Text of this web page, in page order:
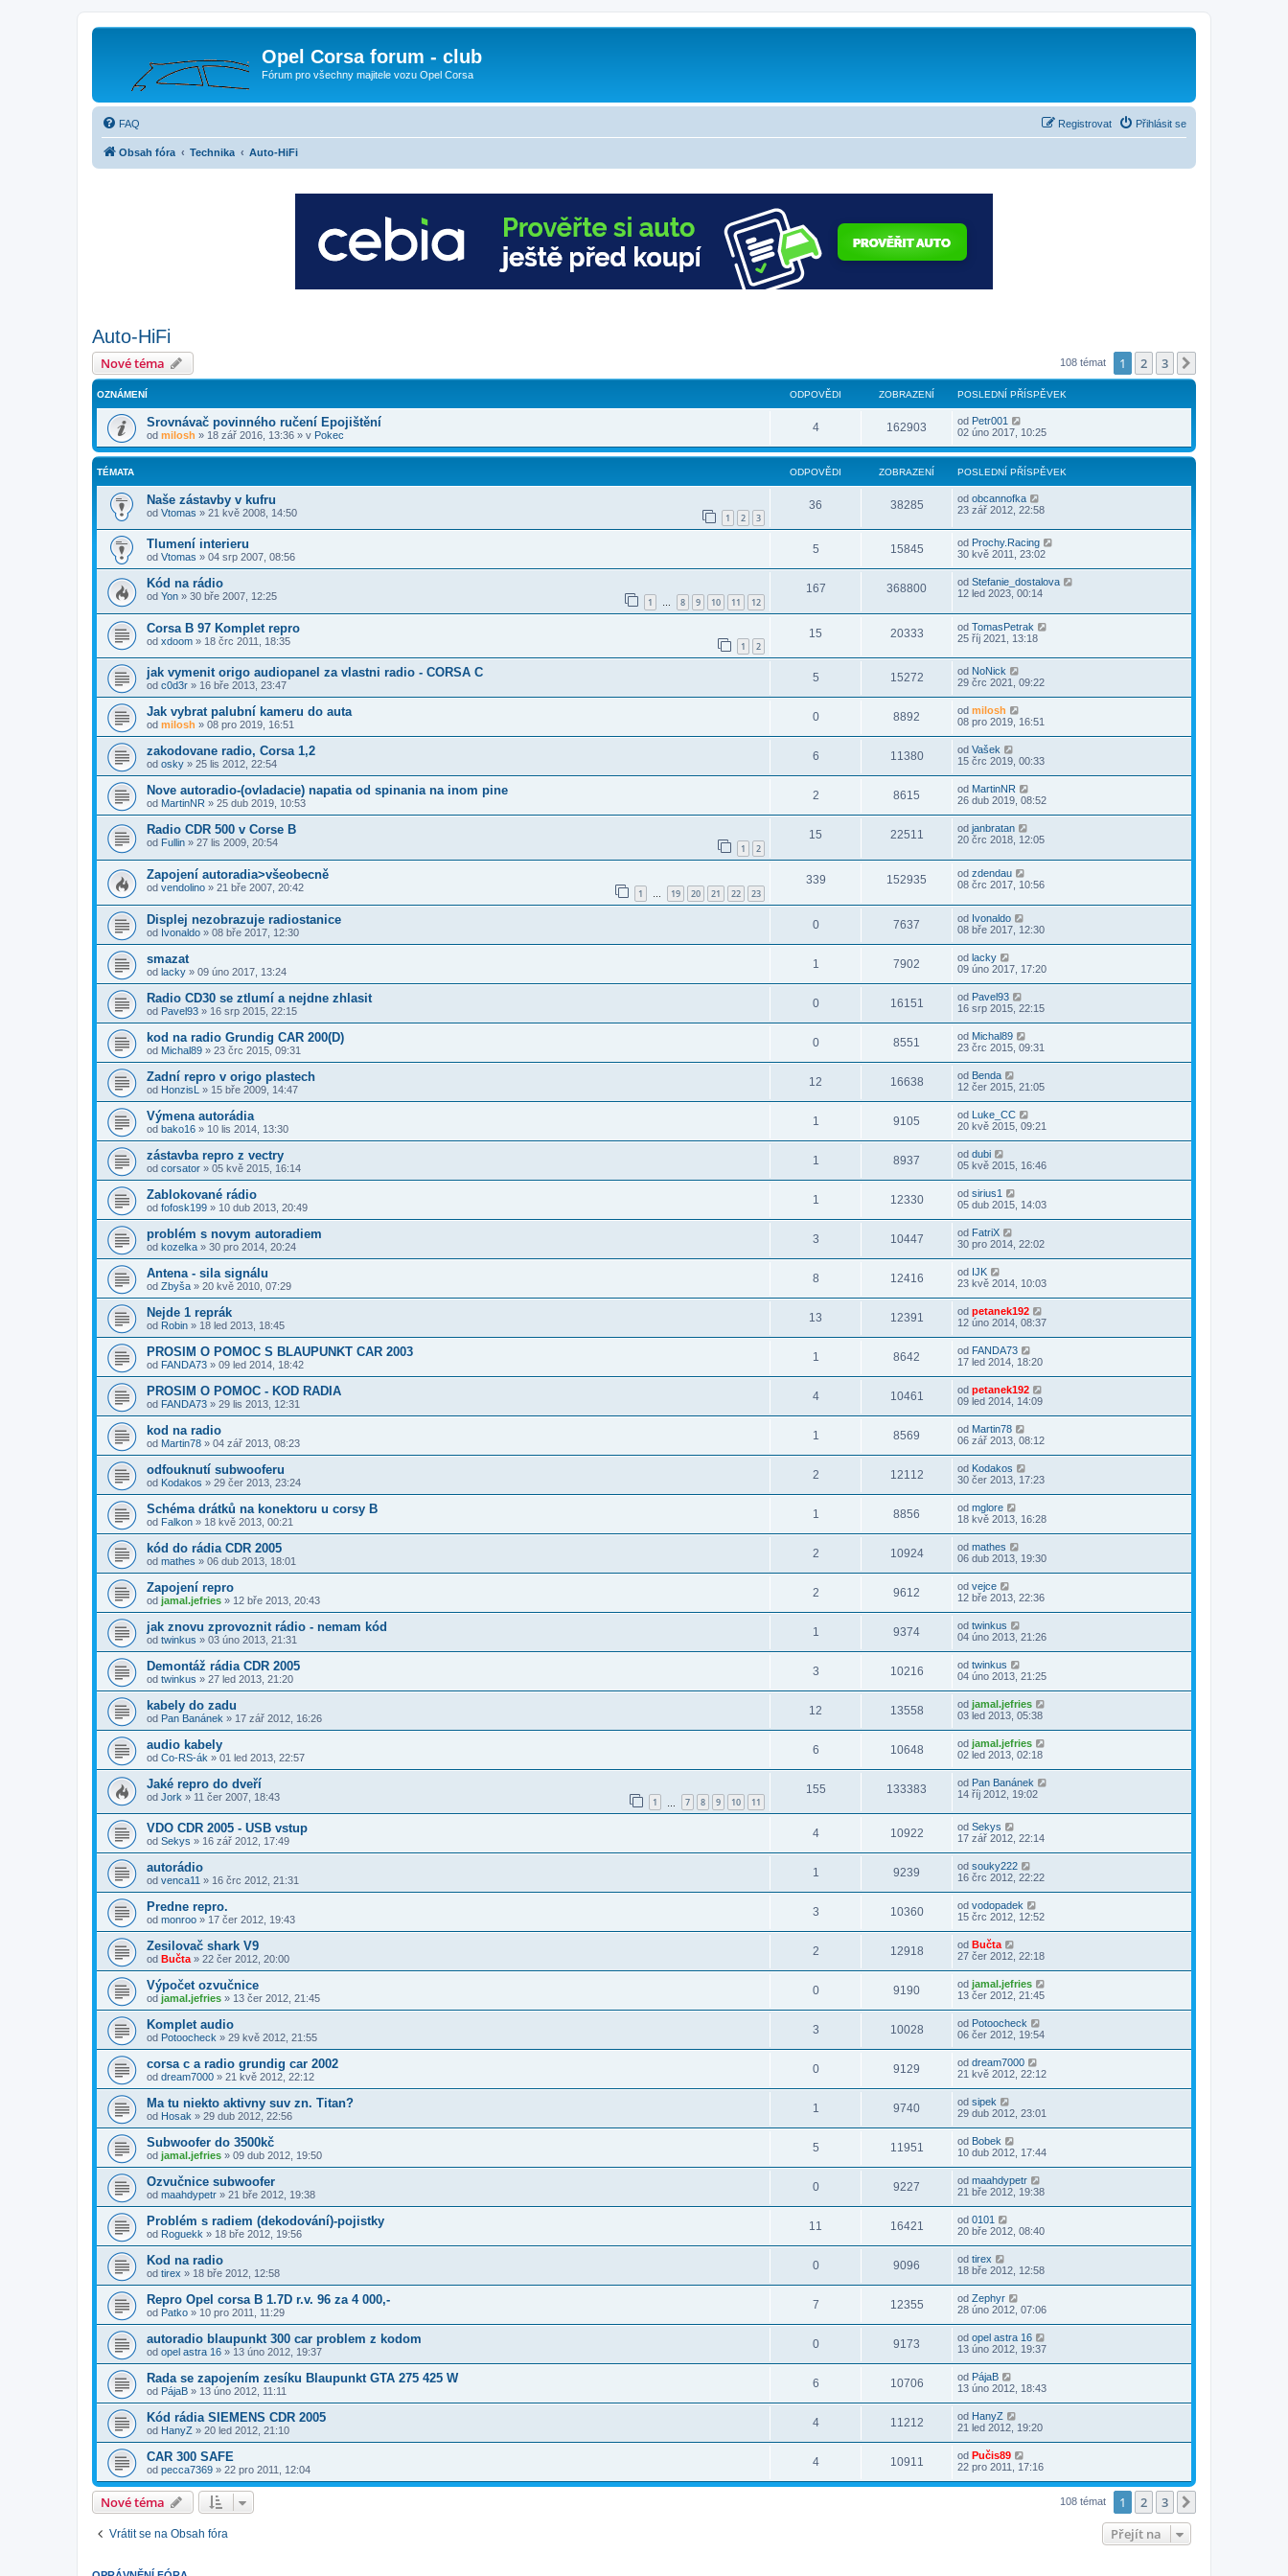
Opel Corsa forum - club
Fórum pro všechny majitele vozu Opel Corsa
FAQ Přihlásit se
Registrovat
Obsah fóra Technika Auto-HiFi
Auto-HiFi
Nové téma 108 témat 1 2 3
OZNÁMENÍ ODPOVĚDI ZOBRAZENÍ POSLEDNÍ PŘÍSPĚVEK
Srovnávač povinného ručení Epojištění
od milosh » 18 zář 2016, 13:36 » v Pokec
4 162903 od Petr001
02 úno 2017, 10:25
TÉMATA ODPOVĚDI ZOBRAZENÍ POSLEDNÍ PŘÍSPĚVEK
Naše zástavby v kufru
od Vtomas » 21 kvě 2008, 14:50 1 2 3
36 38285 od obcannofka
23 zář 2012, 22:58
Tlumení interieru
od Vtomas » 04 srp 2007, 08:56
5 15845 od Prochy.Racing
30 kvě 2011, 23:02
Kód na rádio
od Yon » 30 bře 2007, 12:25 1 … 8 9 10 11 12
167 368800 od Stefanie_dostalova
12 led 2023, 00:14
Corsa B 97 Komplet repro
od xdoom » 18 črc 2011, 18:35 1 2
15 20333 od TomasPetrak
25 říj 2021, 13:18
jak vymenit origo audiopanel za vlastni radio - CORSA C
od c0d3r » 16 bře 2013, 23:47
5 15272 od NoNick
29 črc 2021, 09:22
Jak vybrat palubní kameru do auta
od milosh » 08 pro 2019, 16:51
0 8892 od milosh
08 pro 2019, 16:51
zakodovane radio, Corsa 1,2
od osky » 25 lis 2012, 22:54
6 11380 od Vašek
15 črc 2019, 00:33
Nove autoradio-(ovladacie) napatia od spinania na inom pine
od MartinNR » 25 dub 2019, 10:53
2 8615 od MartinNR
26 dub 2019, 08:52
Radio CDR 500 v Corse B
od Fullin » 27 lis 2009, 20:54 1 2
15 22511 od janbratan
20 črc 2018, 12:05
Zapojení autoradia>všeobecně
od vendolino » 21 bře 2007, 20:42 1 … 19 20 21 22 23
339 152935 od zdendau
08 črc 2017, 10:56
Displej nezobrazuje radiostanice
od Ivonaldo » 08 bře 2017, 12:30
0 7637 od Ivonaldo
08 bře 2017, 12:30
smazat
od lacky » 09 úno 2017, 13:24
1 7902 od lacky
09 úno 2017, 17:20
Radio CD30 se ztlumí a nejdne zhlasit
od Pavel93 » 16 srp 2015, 22:15
0 16151 od Pavel93
16 srp 2015, 22:15
kod na radio Grundig CAR 200(D)
od Michal89 » 23 črc 2015, 09:31
0 8551 od Michal89
23 črc 2015, 09:31
Zadní repro v origo plastech
od HonzisL » 15 bře 2009, 14:47
12 16638 od Benda
12 čer 2015, 21:05
Výmena autorádia
od bako16 » 10 lis 2014, 13:30
1 9105 od Luke_CC
20 kvě 2015, 09:21
zástavba repro z vectry
od corsator » 05 kvě 2015, 16:14
1 8937 od dubi
05 kvě 2015, 16:46
Zablokované rádio
od fofosk199 » 10 dub 2013, 20:49
1 12330 od sirius1
05 dub 2015, 14:03
problém s novym autoradiem
od kozelka » 30 pro 2014, 20:24
3 10447 od FatriX
30 pro 2014, 22:02
Antena - sila signálu
od Zbyša » 20 kvě 2010, 07:29
8 12416 od IJK
23 kvě 2014, 10:03
Nejde 1 reprák
od Robin » 18 led 2013, 18:45
13 12391 od petanek192
12 úno 2014, 08:37
PROSIM O POMOC S BLAUPUNKT CAR 2003
od FANDA73 » 09 led 2014, 18:42
1 8642 od FANDA73
17 led 2014, 18:20
PROSIM O POMOC - KOD RADIA
od FANDA73 » 29 lis 2013, 12:31
4 10461 od petanek192
09 led 2014, 14:09
kod na radio
od Martin78 » 04 zář 2013, 08:23
1 8569 od Martin78
06 zář 2013, 08:12
odfouknutí subwooferu
od Kodakos » 29 čer 2013, 23:24
2 12112 od Kodakos
30 čer 2013, 17:23
Schéma drátků na konektoru u corsy B
od Falkon » 18 kvě 2013, 00:21
1 8856 od mglore
18 kvě 2013, 16:28
kód do rádia CDR 2005
od mathes » 06 dub 2013, 18:01
2 10924 od mathes
06 dub 2013, 19:30
Zapojení repro
od jamal.jefries » 12 bře 2013, 20:43
2 9612 od vejce
12 bře 2013, 22:36
jak znovu zprovoznit rádio - nemam kód
od twinkus » 03 úno 2013, 21:31
1 9374 od twinkus
04 úno 2013, 21:26
Demontáž rádia CDR 2005
od twinkus » 27 led 2013, 21:20
3 10216 od twinkus
04 úno 2013, 21:25
kabely do zadu
od Pan Banánek » 17 zář 2012, 16:26
12 13558 od jamal.jefries
03 led 2013, 05:38
audio kabely
od Co-RS-ák » 01 led 2013, 22:57
6 10648 od jamal.jefries
02 led 2013, 02:18
Jaké repro do dveří
od Jork » 11 čer 2007, 18:43 1 7 8 9 10 11
155 133383 od Pan Banánek
14 říj 2012, 19:02
VDO CDR 2005 - USB vstup
od Sekys » 16 zář 2012, 17:49
4 10922 od Sekys
17 zář 2012, 22:14
autorádio
od venca11 » 16 črc 2012, 21:31
1 9239 od souky222
16 črc 2012, 22:22
Predne repro.
od monroo » 17 čer 2012, 19:43
3 10360 od vodopadek
15 črc 2012, 12:52
Zesilovač shark V9
od Bučta » 22 čer 2012, 20:00
2 12918 od Bučta
27 čer 2012, 22:18
Výpočet ozvučnice
od jamal.jefries » 13 čer 2012, 21:45
0 9190 od jamal.jefries
13 čer 2012, 21:45
Komplet audio
od Potoocheck » 29 kvě 2012, 21:55
3 10028 od Potoocheck
06 čer 2012, 19:54
corsa c a radio grundig car 2002
od dream7000 » 21 kvě 2012, 22:12
0 9129 od dream7000
21 kvě 2012, 22:12
Ma tu niekto aktivny suv zn. Titan?
od Hosak » 29 dub 2012, 22:56
1 9740 od sipek
29 dub 2012, 23:01
Subwoofer do 3500kč
od jamal.jefries » 09 dub 2012, 19:50
5 11951 od Bobek
10 dub 2012, 17:44
Ozvučnice subwoofer
od maahdypetr » 21 bře 2012, 19:38
0 9227 od maahdypetr
21 bře 2012, 19:38
Problém s radiem (dekodování)-pojistky
od Roguekk » 18 bře 2012, 19:56
11 16421 od 0101
20 bře 2012, 08:40
Kod na radio
od tirex » 18 bře 2012, 12:58
0 9096 od tirex
18 bře 2012, 12:58
Repro Opel corsa B 1.7D r.v. 96 za 4 000,-
od Patko » 10 pro 2011, 11:29
7 12355 od Zephyr
28 úno 2012, 07:06
autoradio blaupunkt 300 car problem z kodom
od opel astra 16 » 13 úno 2012, 19:37
0 9173 od opel astra 16
13 úno 2012, 19:37
Rada se zapojením zesíku Blaupunkt GTA 275 425 W
od PájaB » 13 úno 2012, 11:11
6 10706 od PájaB
13 úno 2012, 18:43
Kód rádia SIEMENS CDR 2005
od HanyZ » 20 led 2012, 21:10
4 11212 od HanyZ
21 led 2012, 19:20
CAR 300 SAFE
od pecca7369 » 22 pro 2011, 12:04
4 10911 od Pučis89
22 pro 2011, 17:16
Nové téma 108 témat 1 2 3
Vrátit se na Obsah fóra Přejít na